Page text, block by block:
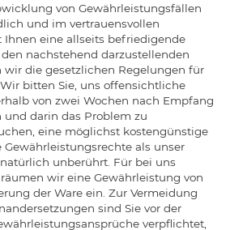
von Gewährleistungsfällen
und im vertrauensvollen
eine allseits befriedigende
nachstehend darzustellenden
die gesetzlichen Regelungen für
bitten Sie, uns offensichtliche
von zwei Wochen nach Empfang
und darin das Problem zu
eine möglichst kostengünstige
Gewährleistungsrechte als unser
unberührt. Für bei uns
wir eine Gewährleistung von
der Ware ein. Zur Vermeidung
sind Sie vor der
verpflichtet,